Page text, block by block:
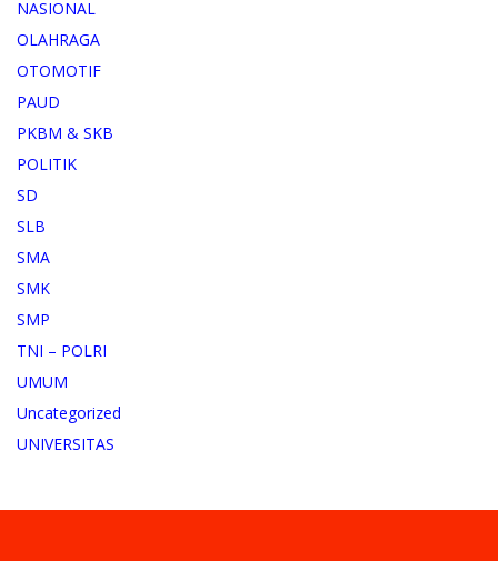
NASIONAL
OLAHRAGA
OTOMOTIF
PAUD
PKBM & SKB
POLITIK
SD
SLB
SMA
SMK
SMP
TNI – POLRI
UMUM
Uncategorized
UNIVERSITAS